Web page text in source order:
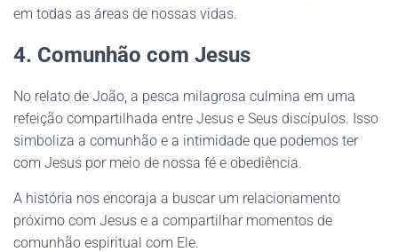
em todas as áreas de nossas vidas.
4. Comunhão com Jesus
No relato de João, a pesca milagrosa culmina em uma
refeição compartilhada entre Jesus e Seus discípulos. Isso
simboliza a comunhão e a intimidade que podemos ter
com Jesus por meio de nossa fé e obediência.
A história nos encoraja a buscar um relacionamento
próximo com Jesus e a compartilhar momentos de
comunhão espiritual com Ele.